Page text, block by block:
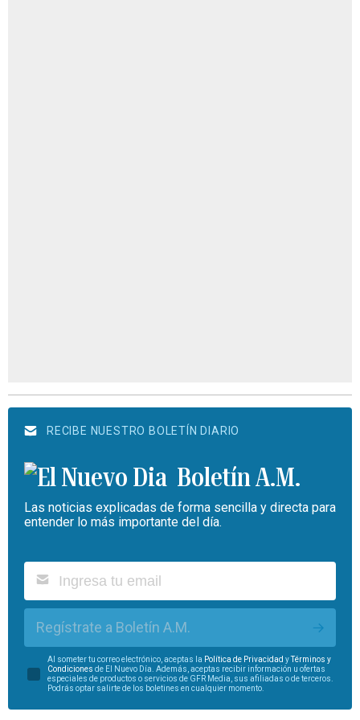
RECIBE NUESTRO BOLETÍN DIARIO
Boletín A.M.
Las noticias explicadas de forma sencilla y directa para
entender lo más importante del día.
Regístrate a Boletín A.M.
Al someter tu correo electrónico, aceptas la Política de Privacidad yTérminos y
Condiciones de El Nuevo Día. Además, aceptas recibir información u ofertas
especiales de productos o servicios de GFR Media, sus afiliadas o de terceros.
Podrás optar salirte de los boletines en cualquier momento.